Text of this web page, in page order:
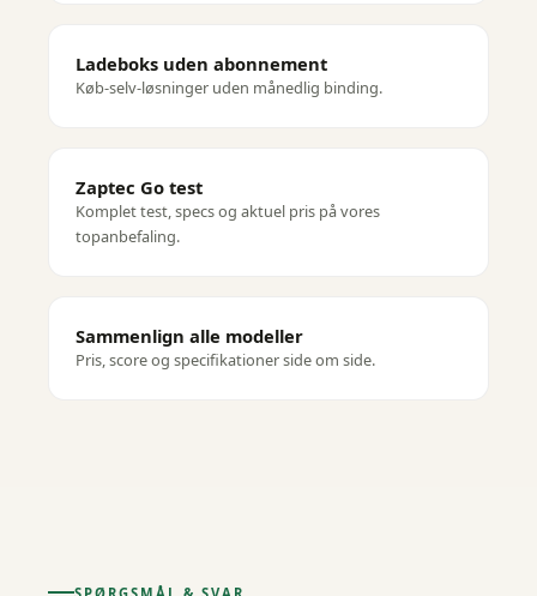
Ladeboks uden abonnement
Køb-selv-løsninger uden månedlig binding.
Zaptec Go test
Komplet test, specs og aktuel pris på vores
topanbefaling.
Sammenlign alle modeller
Pris, score og specifikationer side om side.
SPØRGSMÅL & SVAR